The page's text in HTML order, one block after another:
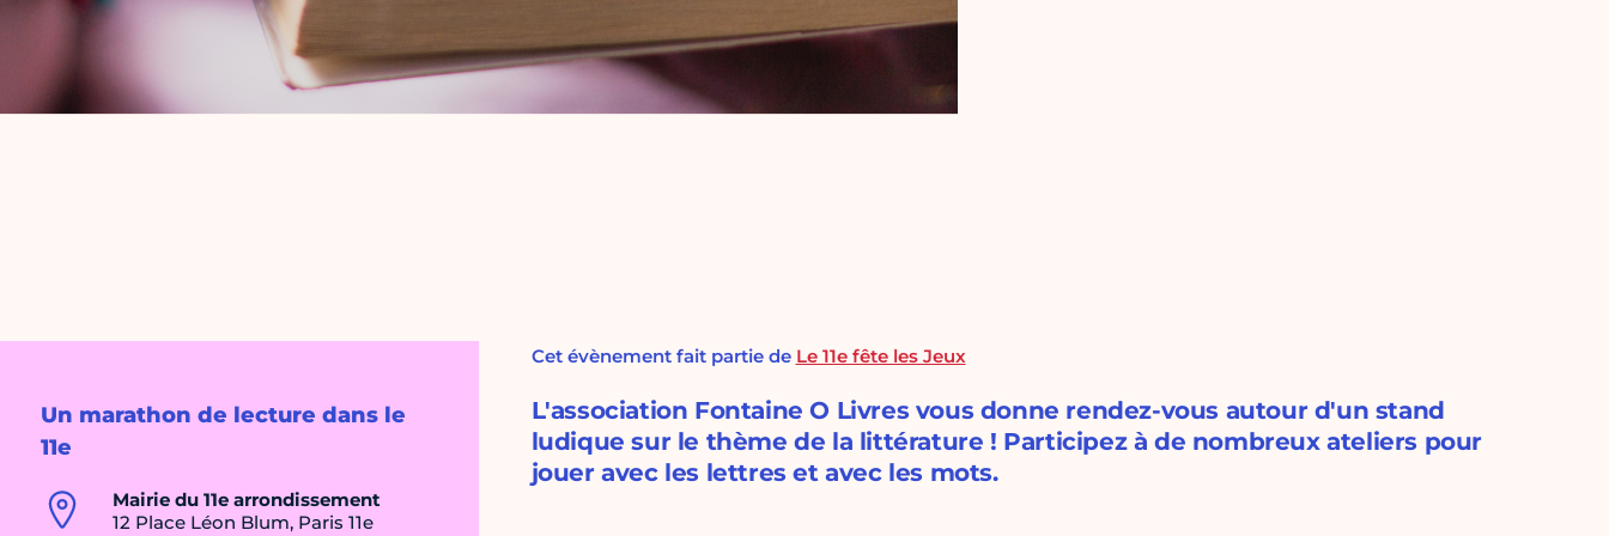
Un marathon de lecture dans le
11e
Mairie du 11e arrondissement
12 Place Léon Blum, Paris 11e
Cet évènement fait partie de Le 11e fête les Jeux
L'association Fontaine O Livres vous donne rendez-vous autour d'un stand
ludique sur le thème de la littérature ! Participez à de nombreux ateliers pour
jouer avec les lettres et avec les mots.